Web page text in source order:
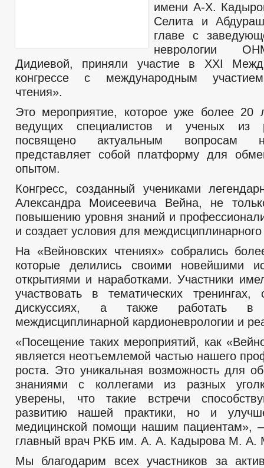
имени А-Х.
Селита и
главе с
неврологии
Дидиевой, приняли участие в XXI
конгрессе с международным
чтения».
Это мероприятие, которое уже более 20
ведущих специалистов и ученых из
посвящено актуальным вопросам
представляет собой платформу для
опытом.
Конгресс, созданный учениками
Александра Моисеевича Вейна, не
повышению уровня знаний и
и создает условия для
На «Вейновских чтениях» собрались
которые делились своими новейшими
открытиями и наработками. Участники
участвовать в тематических тренингах,
дискуссиях, а также работать
междисциплинарной кардионеврологии и
«Посещение таких мероприятий, как
является неотъемлемой частью нашего
роста. Это уникальная возможность для
знаниями с коллегами из разных
уверены, что такие встречи
развитию нашей практики, но и
медицинской помощи нашим пациентам»,
главный врач РКБ им. А. А. Кадырова М. А.
Мы благодарим всех участников за